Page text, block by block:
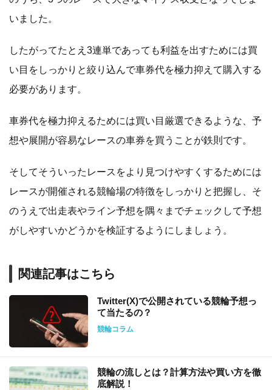
いました。
したがってたとえ3連単であっても利益を出すためには買
い目をしっかりと絞り込んで車券代を極力抑えて購入する
必要があります。
車券代を極力抑えるためには買い目厳選できるような、予
想や展開が容易なレースの車券を買うことが鉄則です。
そしてそういったレースをより見つけやすくするためには
レースが開催される競輪場の特徴をしっかりと把握し、そ
のうえで出走表やライン予想を隅々までチェックして予想
がしやすいかどうかを検証するようにしましょう。
関連記事はこちら
Twitter(X)で公開されている競輪予想っ
て当たるの？
競輪コラム
競輪の流しとは？計算方法や買い方を徹
底解説！